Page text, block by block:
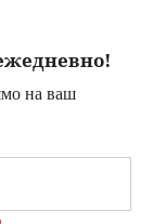
на ваш